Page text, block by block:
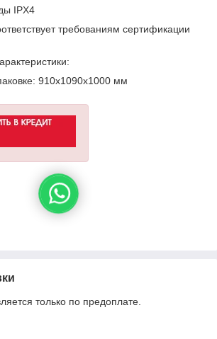
IPX4
требованиям сертификации
910x1090x1000 мм
только по предоплате.